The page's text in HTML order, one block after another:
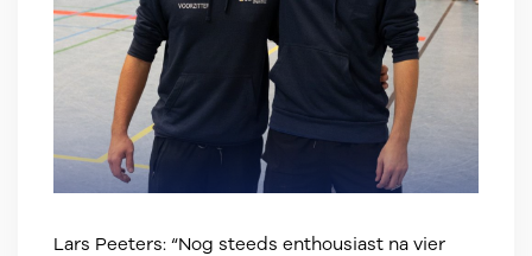
Lars Peeters: “Nog steeds enthousiast na vier